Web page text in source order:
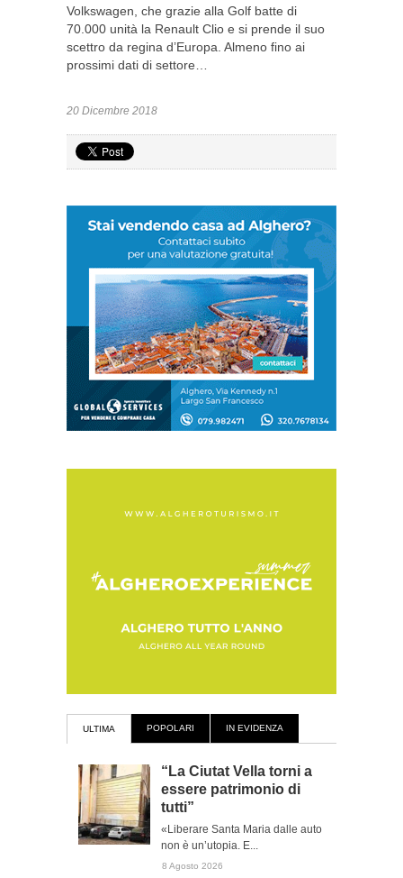
Volkswagen, che grazie alla Golf batte di
70.000 unità la Renault Clio e si prende il suo
scettro da regina d’Europa. Almeno fino ai
prossimi dati di settore…
20 Dicembre 2018
ULTIMA POPOLARI IN EVIDENZA
“La Ciutat Vella torni a
essere patrimonio di
tutti”
«Liberare Santa Maria dalle auto
non è un’utopia. E...
8 Agosto 2026